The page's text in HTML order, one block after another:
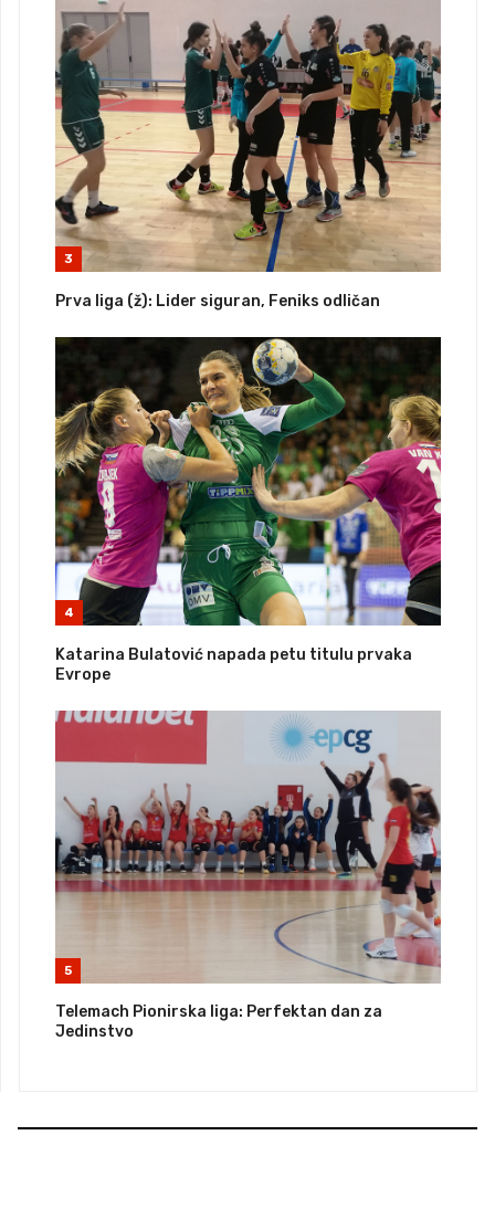
3
Prva liga (ž): Lider siguran, Feniks odličan
4
Katarina Bulatović napada petu titulu prvaka
Evrope
5
Telemach Pionirska liga: Perfektan dan za
Jedinstvo